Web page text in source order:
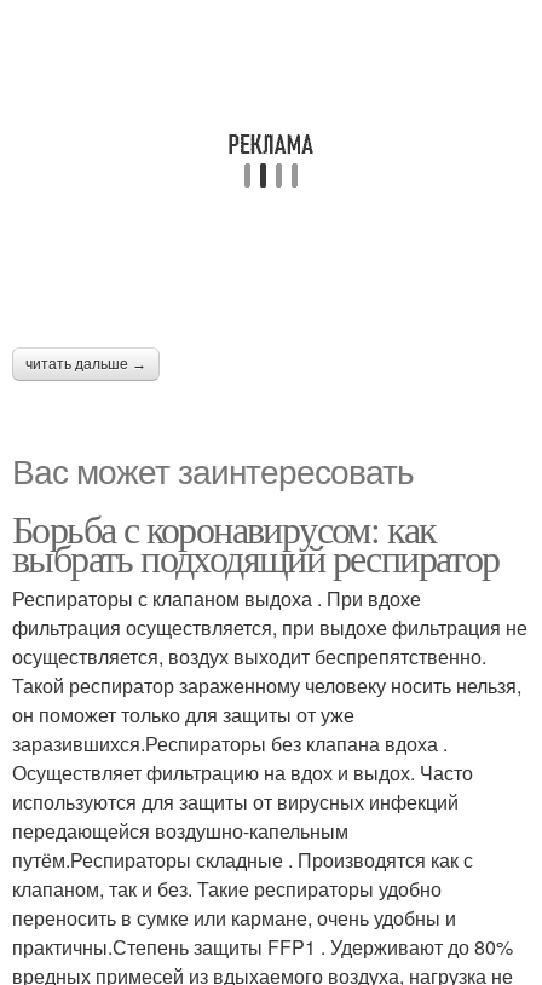
читать дальше →
Вас может заинтересовать
Борьба с коронавирусом: как
выбрать подходящий респиратор
Респираторы с клапаном выдоха . При вдохе
фильтрация осуществляется, при выдохе фильтрация не
осуществляется, воздух выходит беспрепятственно.
Такой респиратор зараженному человеку носить нельзя,
он поможет только для защиты от уже
заразившихся.Респираторы без клапана вдоха .
Осуществляет фильтрацию на вдох и выдох. Часто
используются для защиты от вирусных инфекций
передающейся воздушно-капельным
путём.Респираторы складные . Производятся как с
клапаном, так и без. Такие респираторы удобно
переносить в сумке или кармане, очень удобны и
практичны.Степень защиты FFP1 . Удерживают до 80%
вредных примесей из вдыхаемого воздуха, нагрузка не